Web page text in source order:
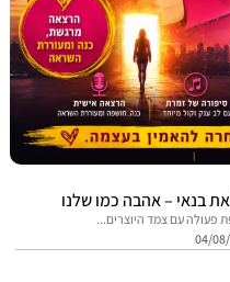
– אהבה כמו שלנו
צמד היוצרים...